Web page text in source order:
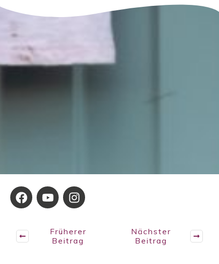
Früherer
Beitrag
Nächster
Beitrag